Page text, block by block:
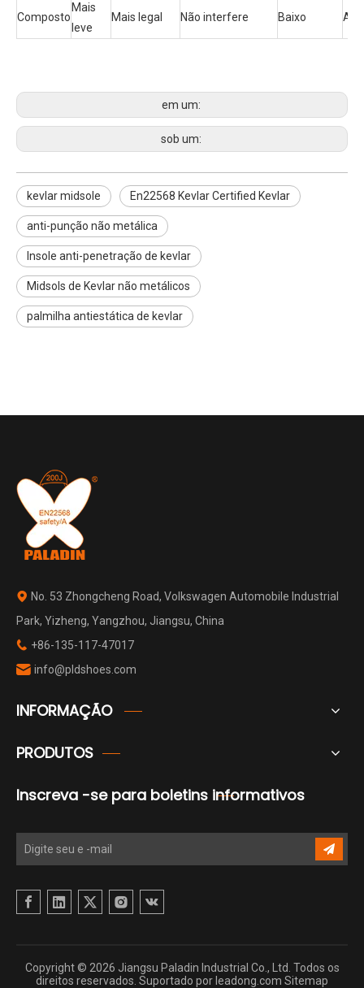
Composto
Mais
leve
Mais legal Não interfere Baixo Alto
em um:
sob um:
kevlar midsole En22568 Kevlar Certified Kevlar
anti-punção não metálica
Insole anti-penetração de kevlar
Midsols de Kevlar não metálicos
palmilha antiestática de kevlar
 No. 53 Zhongcheng Road, Volkswagen Automobile Industrial
Park, Yizheng, Yangzhou, Jiangsu, China
 +86-135-117-47017
 info@pldshoes.com
INFORMAÇÃO
PRODUTOS
Inscreva -se para boletins informativos
Copyright © 2026 Jiangsu Paladin Industrial Co., Ltd. Todos os
direitos reservados. Suportado por leadong.com Sitemap